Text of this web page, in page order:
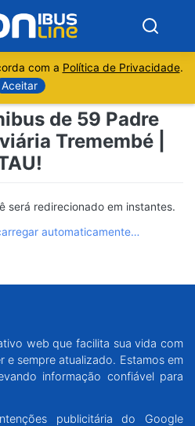
com a Política de Privacidade.
Aceitar
de 59 Padre
Tremembé |
será redirecionado em instantes.
automaticamente…
web que facilita sua vida com
e sempre atualizado. Estamos em
informação confiável para
publicitária do Google